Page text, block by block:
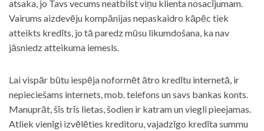
atsaka, jo Tavs vecums neatbilst viņu klienta nosacījumam.
Vairums aizdevēju kompānijas nepaskaidro kāpēc tiek
atteikts kredīts, jo tā paredz mūsu likumdošana, ka nav
jāsniedz atteikuma iemesls.
Lai vispār būtu iespēja noformēt ātro kredītu internetā, ir
nepieciešams internets, mob. telefons un savs bankas konts.
Manuprāt, šīs trīs lietas, šodien ir katram un viegli pieejamas.
Atliek vienīgi izvēlēties kreditoru, vajadzīgo kredīta summu